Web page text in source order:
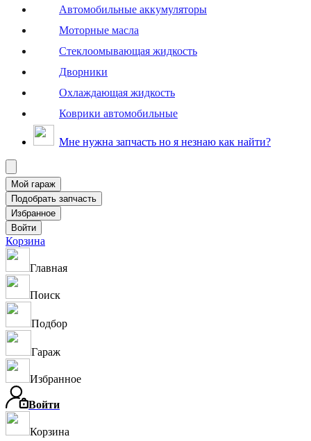
Автомобильные аккумуляторы
Моторные масла
Стеклоомывающая жидкость
Дворники
Охлаждающая жидкость
Коврики автомобильные
Мне нужна запчасть но я незнаю как найти?
Корзина
Главная
Поиск
Подбор
Гараж
Избранное
Войти
Корзина